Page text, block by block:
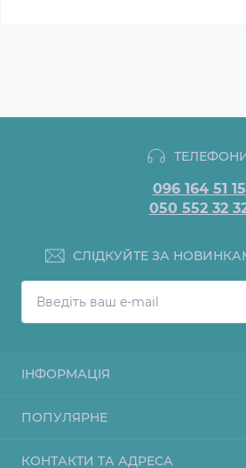
096 164 51 15
050 552 32
СЛІДКУЙТЕ ЗА
ІНФОРМАЦІЯ
ПОПУЛЯРНЕ
КОНТАКТИ ТА АДРЕСА